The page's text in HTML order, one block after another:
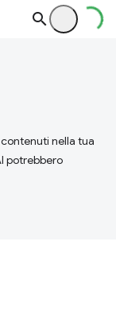
nella tua
potrebbero